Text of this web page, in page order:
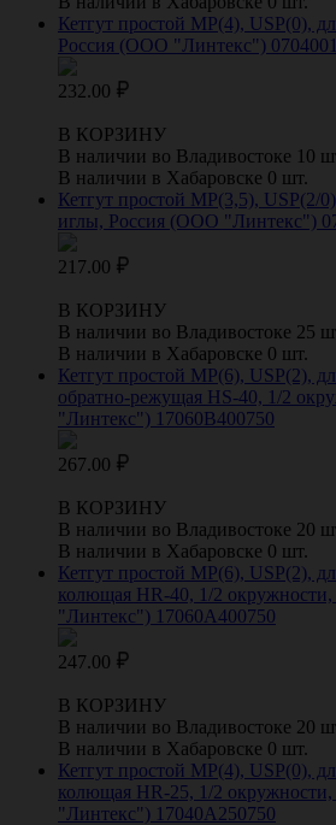
Кетгут простой МР(4), USP(0),
Россия (ООО "Линтекс")
232.00
В КОРЗИНУ
В наличии во Владивостоке 10
В наличии в Хабаровске 0 шт.
Кетгут простой МР(3,5), USP(2/
иглы, Россия (ООО "Линтекс")
217.00
В КОРЗИНУ
В наличии во Владивостоке 25
В наличии в Хабаровске 0 шт.
Кетгут простой МР(6), USР(2),
обратно-режущая HS-40, 1/2
"Линтекс") 17060B400750
267.00
В КОРЗИНУ
В наличии во Владивостоке 20
В наличии в Хабаровске 0 шт.
Кетгут простой МР(6), USР(2),
колющая HR-40, 1/2
"Линтекс") 17060A400750
247.00
В КОРЗИНУ
В наличии во Владивостоке 20
В наличии в Хабаровске 0 шт.
Кетгут простой МР(4), USР(0),
колющая HR-25, 1/2
"Линтекс") 17040A250750